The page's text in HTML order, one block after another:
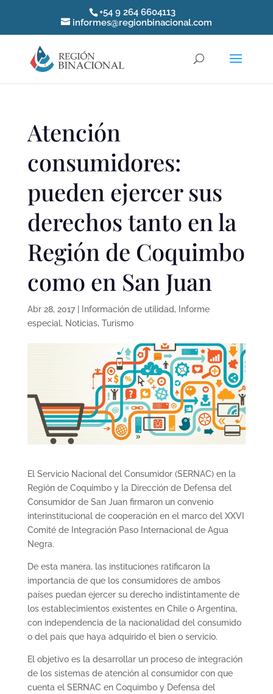
+54 9 264 6604113
informes@regionbinacional.com
Atención
consumidores:
pueden ejercer sus
derechos tanto en la
Región de Coquimbo
como en San Juan
Abr 28, 2017| Información de utilidad,
Informe
especial, Noticias, Turismo
El Servicio Nacional del Consumidor (SERNAC) en la
Región de Coquimbo y la Dirección de Defensa del
Consumidor de San Juan firmaron un convenio
interinstitucional de cooperación en el marco del XXVI
Comité de Integración Paso Internacional de Agua
Negra.
De esta manera, las instituciones ratificaron la
importancia de que los consumidores de ambos
países puedan ejercer su derecho indistintamente de
los establecimientos existentes en Chile o Argentina,
con independencia de la nacionalidad del consumido
o del país que haya adquirido el bien o servicio.
El objetivo es la desarrollar un proceso de integración
de los sistemas de atención al consumidor con que
cuenta el SERNAC en Coquimbo y Defensa del